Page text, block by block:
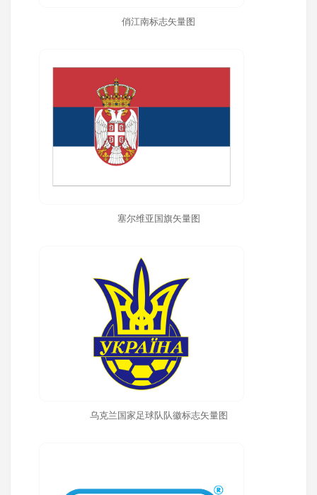
俏江南标志矢量图
塞尔维亚国旗矢量图
乌克兰国家足球队队徽标志矢量图